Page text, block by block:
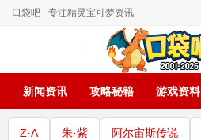
口袋吧 · 专注精灵宝可梦资讯
新闻资讯 攻略秘籍 游戏资料
Z·A 朱·紫 阿尔宙斯传说